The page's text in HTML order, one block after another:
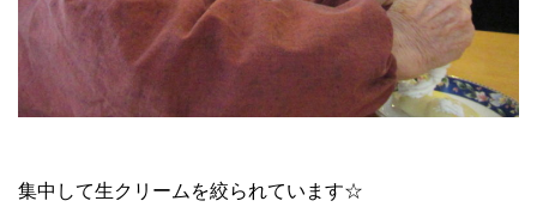
集中して生クリームを絞られています☆